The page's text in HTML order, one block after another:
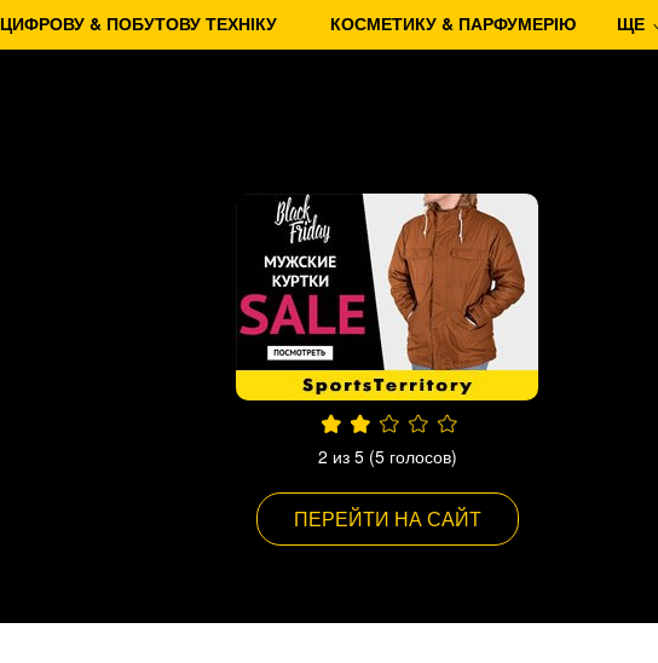
ЦИФРОВУ & ПОБУТОВУ ТЕХНІКУ КОСМЕТИКУ & ПАРФУМЕРІЮ ЩЕ
2 из 5 (5голосов)
ПЕРЕЙТИ НА САЙТ